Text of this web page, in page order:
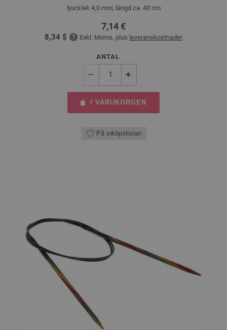
tjocklek 4,0 mm; längd ca. 40 cm
7,14 €
8,34 $ Exkl. Moms, plus leveranskostnader
ANTAL
I VARUKORGEN
På inköpslistan